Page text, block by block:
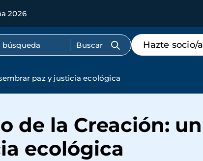
2026
Menú
de
destacados
Hazte socio/a
paz y justicia ecológica
de la Creación: un
ecológica